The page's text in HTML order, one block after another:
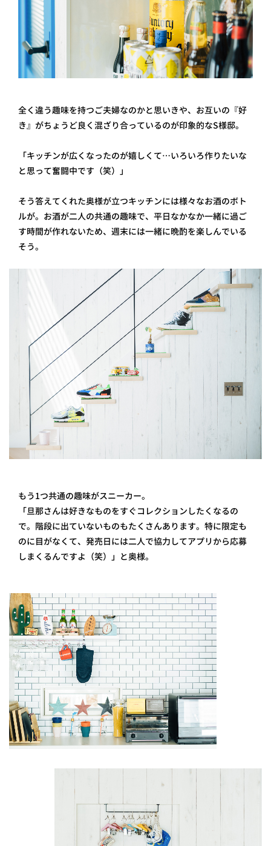
全く違う趣味を持つご夫婦なのかと思いきや、お互いの『好
き』がちょうど良く混ざり合っているのが印象的なS様邸。
「キッチンが広くなったのが嬉しくて…いろいろ作りたいな
と思って奮闘中です（笑）」
そう答えてくれた奥様が立つキッチンには様々なお酒のボト
ルが。お酒が二人の共通の趣味で、平日なかなか一緒に過ご
す時間が作れないため、週末には一緒に晩酌を楽しんでいる
そう。
もう1つ共通の趣味がスニーカー。
「旦那さんは好きなものをすぐコレクションしたくなるの
で。階段に出ていないものもたくさんあります。特に限定も
のに目がなくて、発売日には二人で協力してアプリから応募
しまくるんですよ（笑）」と奥様。